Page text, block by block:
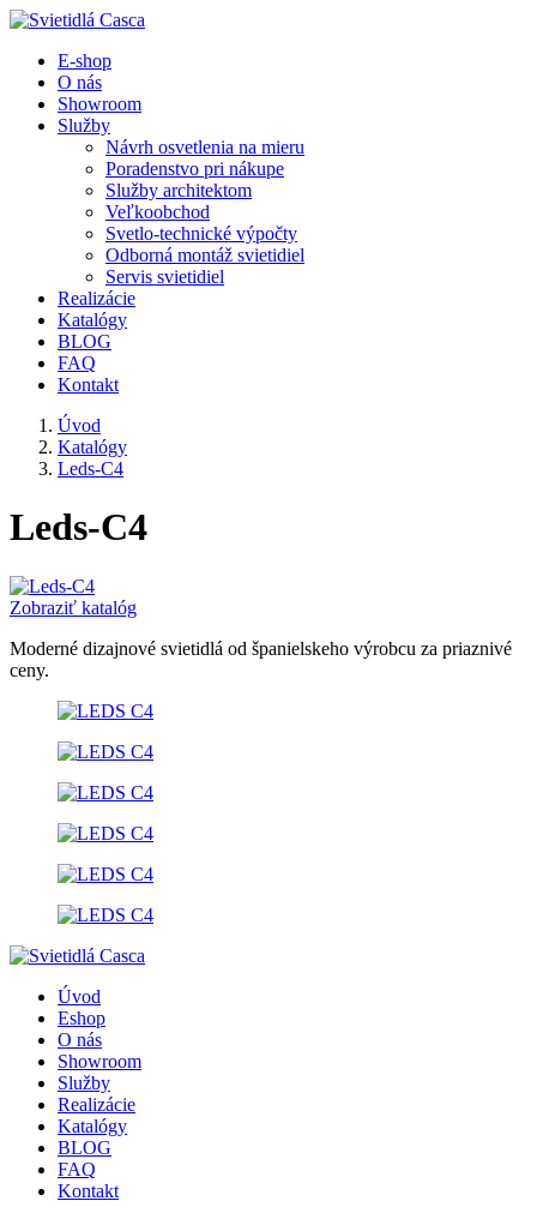
E-shop
O nás
Showroom
Služby
Návrh osvetlenia na mieru
Poradenstvo pri nákupe
Služby architektom
Veľkoobchod
Svetlo-technické výpočty
Odborná montáž svietidiel
Servis svietidiel
Realizácie
Katalógy
BLOG
FAQ
Kontakt
Úvod
Katalógy
Leds-C4
Leds-C4
Zobraziť katalóg
Moderné dizajnové svietidlá od španielskeho výrobcu za priaznivé
ceny.
Úvod
Eshop
O nás
Showroom
Služby
Realizácie
Katalógy
BLOG
FAQ
Kontakt